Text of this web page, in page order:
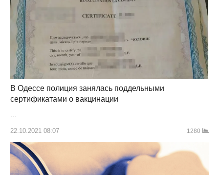
В Одессе полиция занялась поддельными
сертификатами о вакцинации
22.10.2021 08:07 1280